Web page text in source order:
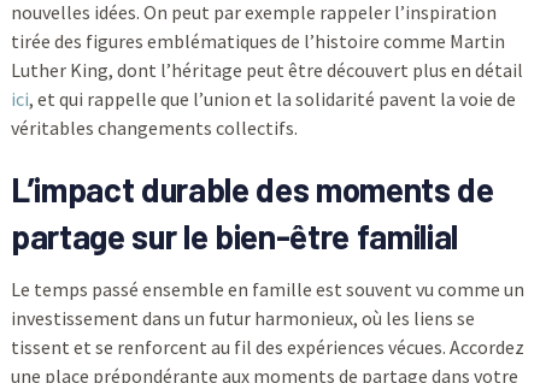
nouvelles idées. On peut par exemple rappeler l’inspiration
tirée des figures emblématiques de l’histoire comme Martin
Luther King, dont l’héritage peut être découvert plus en détail
ici, et qui rappelle que l’union et la solidarité pavent la voie de
véritables changements collectifs.
L’impact durable des moments de
partage sur le bien-être familial
Le temps passé ensemble en famille est souvent vu comme un
investissement dans un futur harmonieux, où les liens se
tissent et se renforcent au fil des expériences vécues. Accordez
une place prépondérante aux moments de partage dans votre